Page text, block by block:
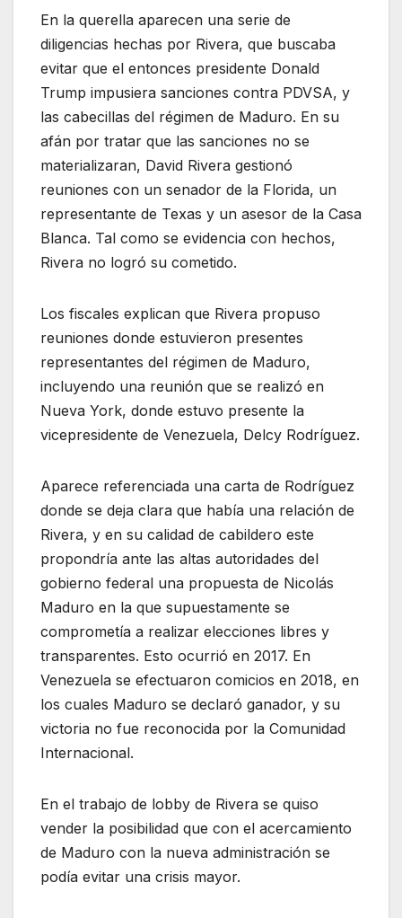
En la querella aparecen una serie de
diligencias hechas por Rivera, que buscaba
evitar que el entonces presidente Donald
Trump impusiera sanciones contra PDVSA, y
las cabecillas del régimen de Maduro. En su
afán por tratar que las sanciones no se
materializaran, David Rivera gestionó
reuniones con un senador de la Florida, un
representante de Texas y un asesor de la Casa
Blanca. Tal como se evidencia con hechos,
Rivera no logró su cometido.
Los fiscales explican que Rivera propuso
reuniones donde estuvieron presentes
representantes del régimen de Maduro,
incluyendo una reunión que se realizó en
Nueva York, donde estuvo presente la
vicepresidente de Venezuela, Delcy Rodríguez.
Aparece referenciada una carta de Rodríguez
donde se deja clara que había una relación de
Rivera, y en su calidad de cabildero este
propondría ante las altas autoridades del
gobierno federal una propuesta de Nicolás
Maduro en la que supuestamente se
comprometía a realizar elecciones libres y
transparentes. Esto ocurrió en 2017. En
Venezuela se efectuaron comicios en 2018, en
los cuales Maduro se declaró ganador, y su
victoria no fue reconocida por la Comunidad
Internacional.
En el trabajo de lobby de Rivera se quiso
vender la posibilidad que con el acercamiento
de Maduro con la nueva administración se
podía evitar una crisis mayor.